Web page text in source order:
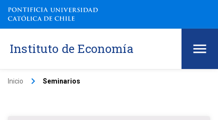
Instituto de Economía
Inicio keyboard_arrow_right Seminarios